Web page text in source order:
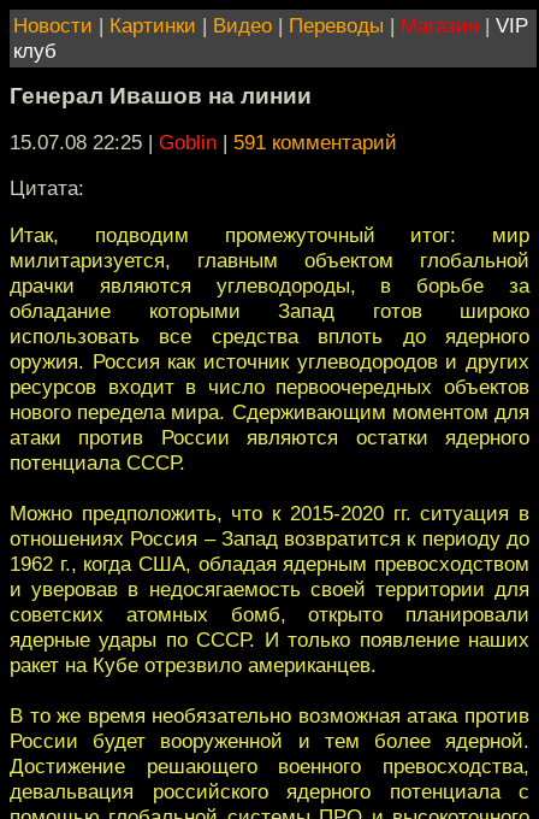
Новости | Картинки | Видео | Переводы | Магазин | VIP
клуб
Генерал Ивашов на линии
15.07.08 22:25 | Goblin | 591 комментарий
Цитата:
Итак, подводим промежуточный итог: мир
милитаризуется, главным объектом глобальной
драчки являются углеводороды, в борьбе за
обладание которыми Запад готов широко
использовать все средства вплоть до ядерного
оружия. Россия как источник углеводородов и других
ресурсов входит в число первоочередных объектов
нового передела мира. Сдерживающим моментом для
атаки против России являются остатки ядерного
потенциала СССР.
Можно предположить, что к 2015-2020 гг. ситуация в
отношениях Россия – Запад возвратится к периоду до
1962 г., когда США, обладая ядерным превосходством
и уверовав в недосягаемость своей территории для
советских атомных бомб, открыто планировали
ядерные удары по СССР. И только появление наших
ракет на Кубе отрезвило американцев.
В то же время необязательно возможная атака против
России будет вооруженной и тем более ядерной.
Достижение решающего военного превосходства,
девальвация российского ядерного потенциала с